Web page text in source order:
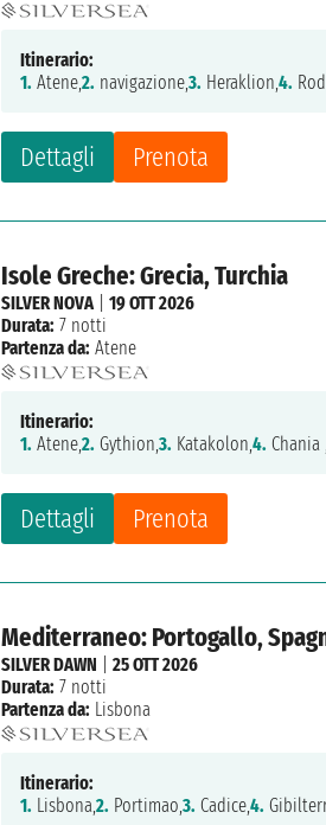
Dettagli Prenota
Itinerario:
1. Atene,2. navigazione,3. Heraklion, 4.
Isole Greche: Grecia, Turchia
Dettagli Prenota
SILVER NOVA
19 OTT 2026
Durata: 7 notti
Partenza da: Atene
Itinerario:
1. Atene,2. Gythion, 3. Katakolon, 4. Chania ,
Mediterraneo: Portogallo,
SILVER DAWN
25 OTT 2026
Durata: 7 notti
Partenza da: Lisbona
Itinerario:
1. Lisbona, 2. Portimao, 3. Cadice,4.